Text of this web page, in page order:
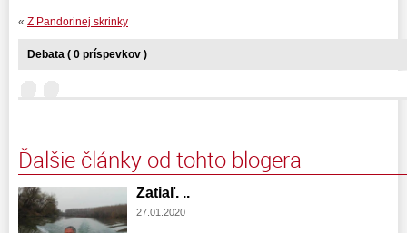
« Z Pandorinej skrinky
Debata ( 0 príspevkov )
Ďalšie články od tohto blogera
Zatiaľ. ..
27.01.2020